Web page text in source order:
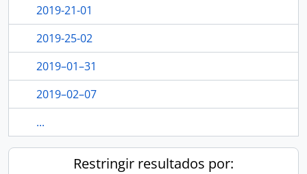
2019-21-01
2019-25-02
2019–01–31
2019–02–07
...
Restringir resultados por: